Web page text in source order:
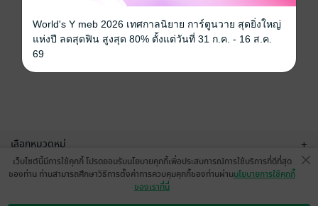
เลือกหมวดหมู่ +
บริการช่วยเหลือ
เว็บไซต์นี้มีการใช้คุกกี้ โปรดยอมรับนโยบายคุกกี้เพื่อประสบการณ์การใช้บริการที่ดีที่สุด
ของท่าน ท่านสามารถศึกษาวิธีการตั้งค่าการควบคุมคุกกี้ของท่านผ่านนโยบายการใช้คุกกี้
ของเราที่นี่
World's Y meb 2026 เทศกาลนิยาย การ์ตูนวาย สุดยิ่งใหญ่
แห่งปี ลดสุดฟิน สูงสุด 80% ตั้งแต่วันที่ 31 ก.ค. - 16 ส.ค.
69